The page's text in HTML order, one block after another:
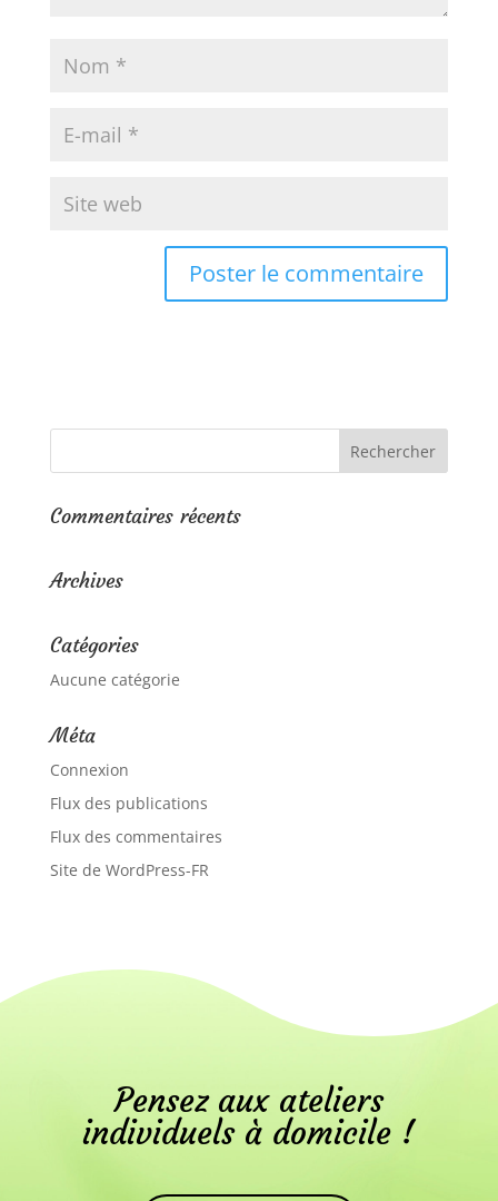
Commentaires récents
Archives
Catégories
Aucune catégorie
Méta
Connexion
Flux des publications
Flux des commentaires
Site de WordPress-FR
Pensez aux ateliers
individuels à domicile !